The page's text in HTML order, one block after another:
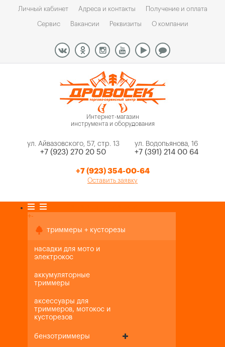
Личный кабинет Адреса и контакты Получение и оплата
Сервис Вакансии Реквизиты О компании
Интернет-магазин
инструмента и оборудования
ул. Айвазовского, 57, стр. 13
+7 (923) 270 20 50
ул. Водопьянова, 16
+7 (391) 214 00 64
+7 (923) 354-00-64
Оставить заявку
+-
триммеры + кусторезы
насадки для мото и
электрокос
аккумуляторные
триммеры
аксессуары для
триммеров, мотокос и
кусторезов
бензотриммеры